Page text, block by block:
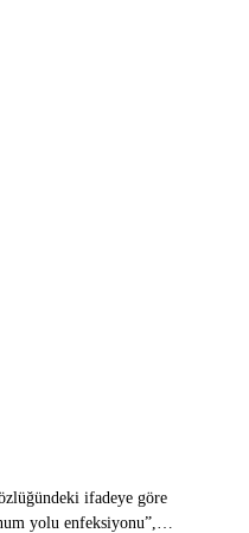
ifadeye göre
yolu enfeksiyonu”,